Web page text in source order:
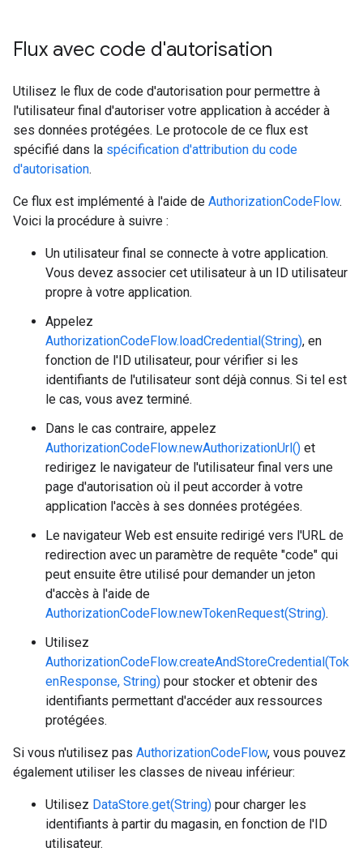
Flux avec code d'autorisation
Utilisez le flux de code d'autorisation pour permettre à
l'utilisateur final d'autoriser votre application à accéder à
ses données protégées. Le protocole de ce flux est
spécifié dans la spécification d'attribution du code
d'autorisation.
Ce flux est implémenté à l'aide de AuthorizationCodeFlow.
Voici la procédure à suivre :
Un utilisateur final se connecte à votre application.
Vous devez associer cet utilisateur à un ID utilisateur
propre à votre application.
Appelez
AuthorizationCodeFlow.loadCredential(String), en
fonction de l'ID utilisateur, pour vérifier si les
identifiants de l'utilisateur sont déjà connus. Si tel est
le cas, vous avez terminé.
Dans le cas contraire, appelez
AuthorizationCodeFlow.newAuthorizationUrl() et
redirigez le navigateur de l'utilisateur final vers une
page d'autorisation où il peut accorder à votre
application l'accès à ses données protégées.
Le navigateur Web est ensuite redirigé vers l'URL de
redirection avec un paramètre de requête "code" qui
peut ensuite être utilisé pour demander un jeton
d'accès à l'aide de
AuthorizationCodeFlow.newTokenRequest(String).
Utilisez
AuthorizationCodeFlow.createAndStoreCredential(Tok
enResponse, String) pour stocker et obtenir des
identifiants permettant d'accéder aux ressources
protégées.
Si vous n'utilisez pas AuthorizationCodeFlow, vous pouvez
également utiliser les classes de niveau inférieur:
Utilisez DataStore.get(String) pour charger les
identifiants à partir du magasin, en fonction de l'ID
utilisateur.